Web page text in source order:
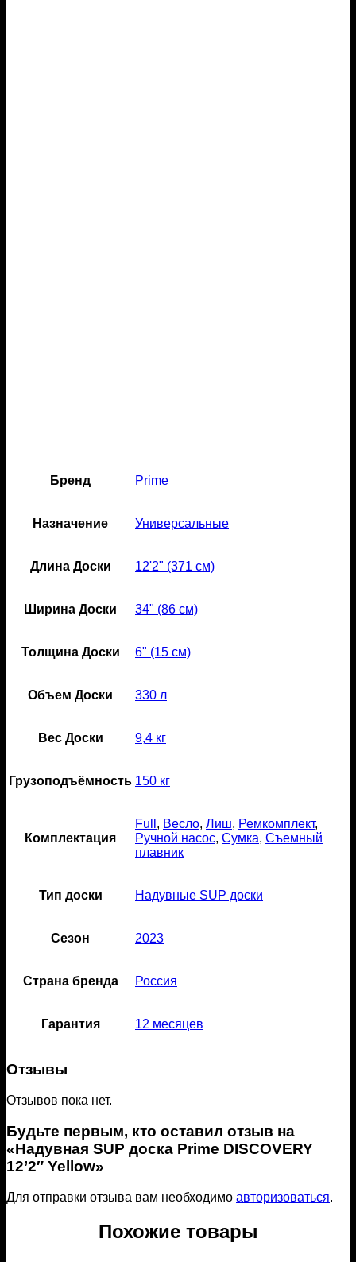
Бренд Prime
Назначение Универсальные
Длина Доски 12'2" (371 см)
Ширина Доски 34" (86 см)
Толщина Доски 6" (15 см)
Объем Доски 330 л
Вес Доски 9,4 кг
Грузоподъёмность 150 кг
Комплектация
Full , Весло, Лиш, Ремкомплект,
Ручной насос, Сумка, Съемный
плавник
Тип доски Надувные SUP доски
Сезон 2023
Страна бренда Россия
Гарантия 12 месяцев
Отзывы
Отзывов пока нет.
Будьте первым, кто оставил отзыв на
«Надувная SUP доска Prime DISCOVERY
12’2″ Yellow»
Для отправки отзыва вам необходимо авторизоваться.
Похожие товары